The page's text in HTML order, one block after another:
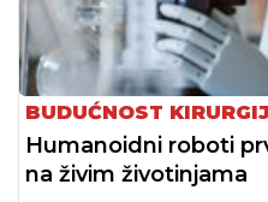
BUDUĆNOST
Humanoidni roboti
na živim životinjama